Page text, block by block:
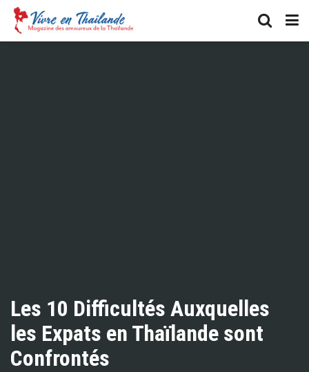
Les 10 Difficultés Auxquelles
les Expats en Thaïlande sont
Confrontés